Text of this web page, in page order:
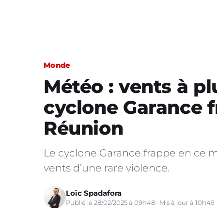
Monde
Météo : vents à
cyclone Garance
Réunion
Le cyclone Garance frappe en ce
vents d’une rare violence.
Loïc Spadafora
Publié le 28/02/2025 à 09h48 · Mis à jour à 10h49